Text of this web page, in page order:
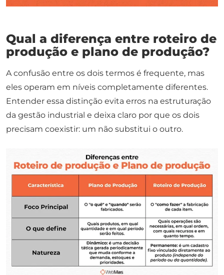
Qual a diferença entre roteiro de
produção e plano de produção?
A confusão entre os dois termos é frequente, mas
eles operam em níveis completamente diferentes.
Entender essa distinção evita erros na estruturação
da gestão industrial e deixa claro por que os dois
precisam coexistir: um não substitui o outro.